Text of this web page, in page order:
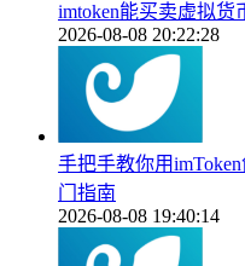
imtoken能买卖虚拟
2026-08-08 20:22:28
手把手教你用
门指南
2026-08-08 19:40:14